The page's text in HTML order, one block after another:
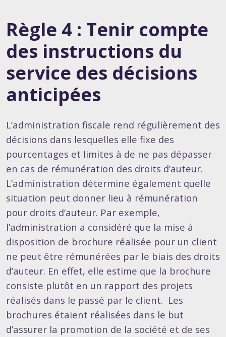
Règle 4 : Tenir compte
des instructions du
service des décisions
anticipées
L’administration fiscale rend régulièrement des
décisions dans lesquelles elle fixe des
pourcentages et limites à de ne pas dépasser
en cas de rémunération des droits d’auteur.
L’administration détermine également quelle
situation peut donner lieu à rémunération
pour droits d’auteur. Par exemple,
l’administration a considéré que la mise à
disposition de brochure réalisée pour un client
ne peut être rémunérées par le biais des droits
d’auteur. En effet, elle estime que la brochure
consiste plutôt en un rapport des projets
réalisés dans le passé par le client. Les
brochures étaient réalisées dans le but
d’assurer la promotion de la société et de ses